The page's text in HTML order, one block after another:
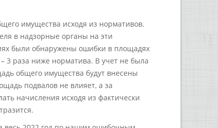
имущества исходя из нормативов.
в надзорные органы на эти
были обнаружены ошибки в площадях
3 раза ниже норматива. В учет не была
общего имущества будут внесены
подвалов не влияет, а за
начисления исходя из фактически